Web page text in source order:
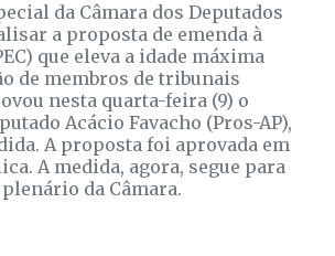
da Câmara dos Deputados
a proposta de emenda à
que eleva a idade máxima
de membros de tribunais
nesta quarta-feira (9) o
Acácio Favacho (Pros-AP),
A proposta foi aprovada em
A medida, agora, segue para
da Câmara.